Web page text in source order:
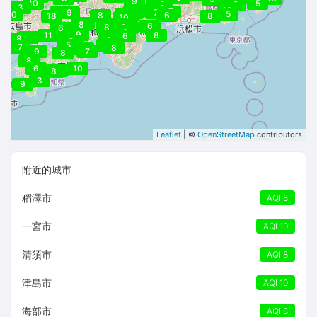
8
9
9
9
9
7
8
6 7
7
8
8
8
10
6
18
6
8
9
9
7
8
6
8
10
9
6
5
10
8
10
9
6
6
8
5
8
10
10 5
7
3
9
7
5
6
6 8
4
9
8 5
3 5
11
9
Leaflet | © OpenStreetMap contributors
附近的城市
稻澤市 AQI 8
一宮市 AQI 10
清須市 AQI 8
津島市 AQI 10
海部市 AQI 8